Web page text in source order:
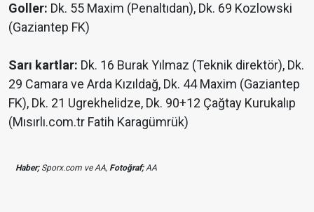
Goller: Dk. 55 Maxim (Penaltıdan), Dk. 69 Kozlowski
(Gaziantep FK)
Sarı kartlar: Dk. 16 Burak Yılmaz (Teknik direktör), Dk.
29 Camara ve Arda Kızıldağ, Dk. 44 Maxim (Gaziantep
FK), Dk. 21 Ugrekhelidze, Dk. 90+12 Çağtay Kurukalıp
(Mısırlı.com.tr Fatih Karagümrük)
Haber;Sporx.com ve AA, Fotoğraf;AA